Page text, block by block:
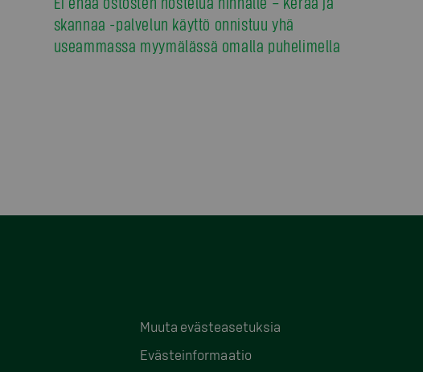
skannaa -palvelun käyttö onnistuu yhä
useammassa myymälässä omalla puhelimella
Muuta evästeasetuksia
Evästeinformaatio